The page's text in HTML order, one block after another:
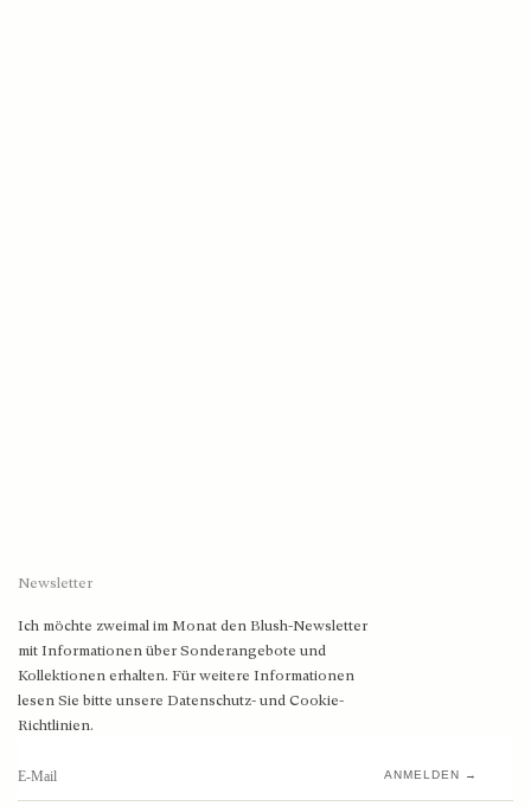
Newsletter
Ich möchte zweimal im Monat den Blush-Newsletter
mit Informationen über Sonderangebote und
Kollektionen erhalten. Für weitere Informationen
lesen Sie bitte unsere Datenschutz- und Cookie-
Richtlinien.
ANMELDEN →